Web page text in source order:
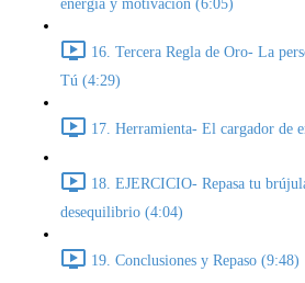
energía y motivación (6:05)
16. Tercera Regla de Oro- La
Tú (4:29)
17. Herramienta- El cargador de
18. EJERCICIO- Repasa tu
desequilibrio (4:04)
19. Conclusiones y Repaso (9:48)